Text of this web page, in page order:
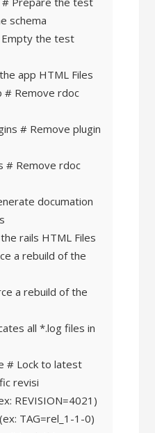
schema
the test
app HTML Files
# Remove rdoc
# Remove plugin
# Remove rdoc
documation
rails HTML Files
a rebuild of the
a rebuild of the
all *.log files in
# Lock to latest
revisi
REVISION=4021)
TAG=rel_1-1-0)